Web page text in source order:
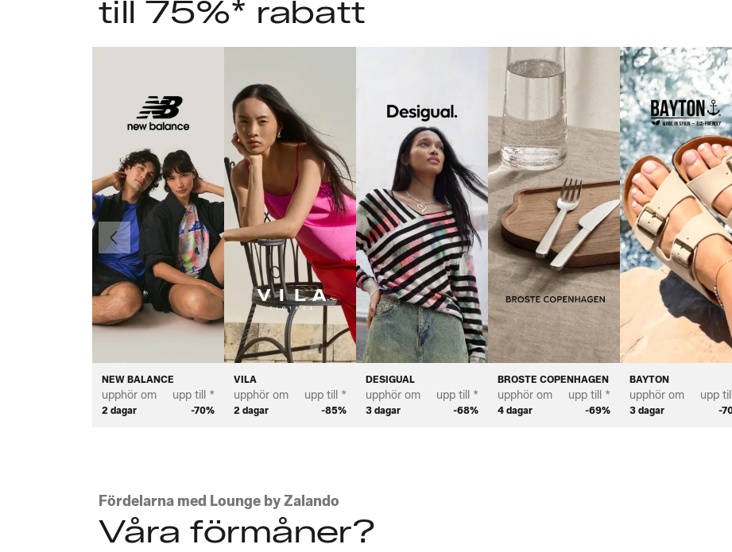
till 75%* rabatt
NEW BALANCE
upphör om
2 dagar
upp till *
-70%
VILA
upphör om
2 dagar
upp till *
-85%
DESIGUAL
upphör om
3 dagar
upp till *
-68%
BROSTE COPENHAGEN
upphör om
4 dagar
upp till *
-69%
BAYTON
upphör om
3 dagar
upp
-
Föregående
Fördelarna med Lounge by Zalando
Våra förmåner?